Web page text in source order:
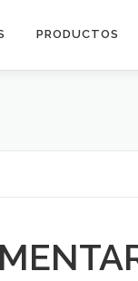
PRODUCTOS